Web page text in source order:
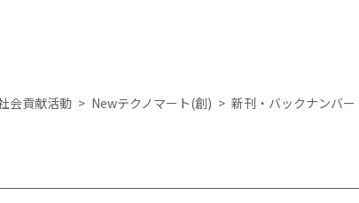
会貢献活動 Newテクノマート(創) 新刊・バックナンバー